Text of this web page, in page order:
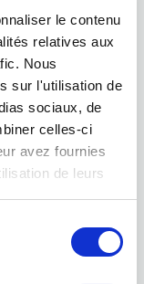
le contenu
relatives aux
Nous
sur l'utilisation de
sociaux, de
celles-ci
avez fournies
de leurs